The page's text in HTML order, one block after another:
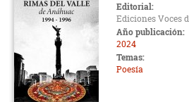
Editorial:
Ediciones Voces
Año publicación:
2024
Temas:
Poesía